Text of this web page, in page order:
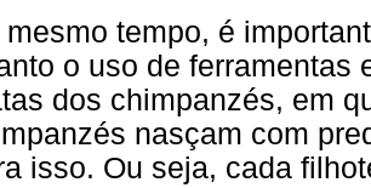
mesmo tempo, é
o uso de ferramentas
dos chimpanzés, em
nasçam com
isso. Ou seja, cada